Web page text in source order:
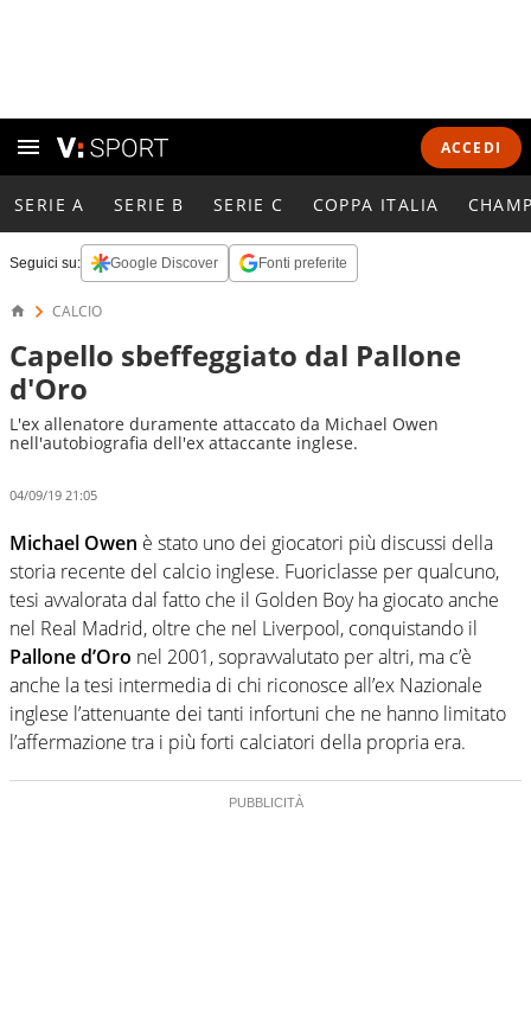
ACCEDI
SERIE A SERIE B SERIE C COPPA ITALIA
Seguici su: Google Discover Fonti preferite
CALCIO
Capello sbeffeggiato dal Pallone
d'Oro
L'ex allenatore duramente attaccato da Michael Owen
nell'autobiografia dell'ex attaccante inglese.
04/09/19 21:05
Michael Owen è stato uno dei giocatori più discussi della
storia recente del calcio inglese. Fuoriclasse per qualcuno,
tesi avvalorata dal fatto che il Golden Boy ha giocato anche
nel Real Madrid, oltre che nel Liverpool, conquistando il
Pallone d’Oro nel 2001, sopravvalutato per altri, ma c’è
anche la tesi intermedia di chi riconosce all’ex Nazionale
inglese l’attenuante dei tanti infortuni che ne hanno limitato
l’affermazione tra i più forti calciatori della propria era.